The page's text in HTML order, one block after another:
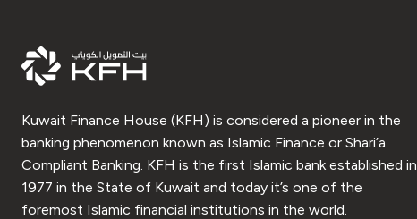
Kuwait Finance House (KFH) is considered a pioneer in the
banking phenomenon known as Islamic Finance or Shari’a
Compliant Banking. KFH is the first Islamic bank established in
1977 in the State of Kuwait and today it’s one of the
foremost Islamic financial institutions in the world.